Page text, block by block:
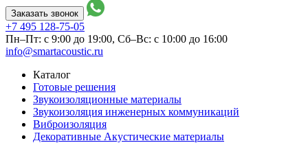
Заказать звонок
+7 495 128-75-05
Пн–Пт: с 9:00 до 19:00, Сб–Вс: с 10:00 до 16:00
info@smartacoustic.ru
Каталог
Готовые решения
Звукоизоляционные материалы
Звукоизоляция инженерных коммуникаций
Виброизоляция
Декоративные Акустические материалы